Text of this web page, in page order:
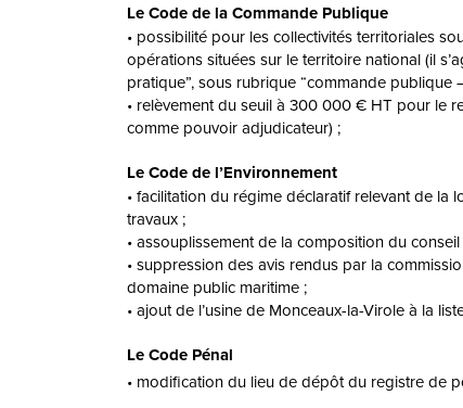
Le Code de la Commande Publique
• possibilité pour les collectivités territoriales
opérations situées sur le territoire national (il
pratique”, sous rubrique “commande publique
• relèvement du seuil à 300 000 € HT pour le
comme pouvoir adjudicateur) ;
Le Code de l’Environnement
• facilitation du régime déclaratif relevant de la
travaux ;
• assouplissement de la composition du
• suppression des avis rendus par la
domaine public maritime ;
• ajout de l’usine de Monceaux-la-Virole à la
Le Code Pénal
• modification du lieu de dépôt du registre de